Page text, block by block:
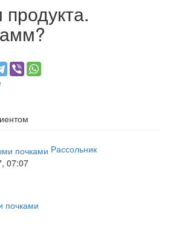
Рассольник
07:07
почками